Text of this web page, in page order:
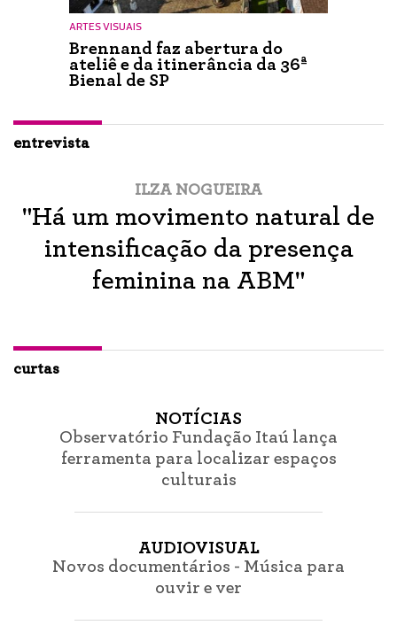
ARTES VISUAIS
Brennand faz abertura do
ateliê e da itinerância da 36ª
Bienal de SP
entrevista
ILZA NOGUEIRA
"Há um movimento natural de
intensificação da presença
feminina na ABM"
curtas
NOTÍCIAS
Observatório Fundação Itaú lança
ferramenta para localizar espaços
culturais
AUDIOVISUAL
Novos documentários - Música para
ouvir e ver